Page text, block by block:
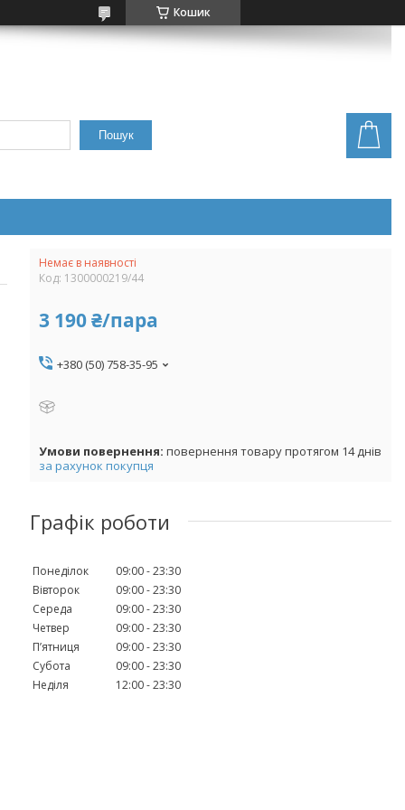
Кошик
Пошук
Немає в наявності
Код: 1300000219/44
3 190 ₴/пара
+380 (50) 758-35-95
повернення товару протягом 14 днів
за рахунок покупця
Графік роботи
Понеділок 09:00 23:30
Вівторок
09:00 23:30
Середа
09:00 23:30
Четвер
09:00 23:30
Пʼятниця
09:00 23:30
Субота
09:00 23:30
Неділя
12:00 23:30